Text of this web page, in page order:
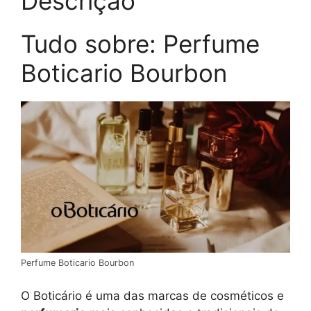
Tudo sobre: Perfume
Boticario Bourbon
Perfume Boticario Bourbon
O Boticário é uma das marcas de cosméticos e